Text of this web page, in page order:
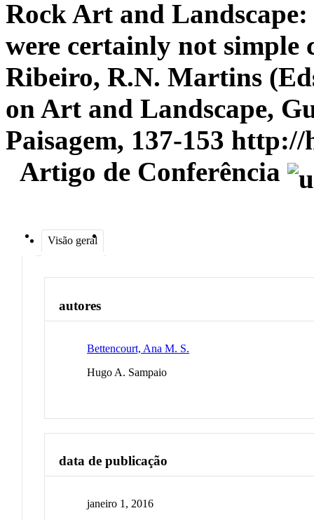
Rock Art and
were certainly not simple
Ribeiro, R.N. Martins
on Art and Landscape,
Paisagem, 137-153
Artigo de Conferência
Visão geral
autores
Bettencourt, Ana M. S.
Hugo A. Sampaio
data de publicação
janeiro 1, 2016